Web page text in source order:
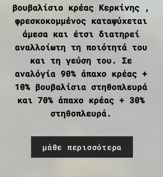
βουβαλίσιο κρέας Κερκίνης ,
φρεσκοκομμένος καταψύχεται
άμεσα και έτσι διατηρεί
αναλλοίωτη τη ποιότητά του
και τη γεύση του. Σε
αναλόγία 90% άπαχο κρέας +
10% βουβαλίσια στηθοπλευρά
και 70% άπαχο κρέας + 30%
στηθοπλευρά.
μάθε περισσότερα